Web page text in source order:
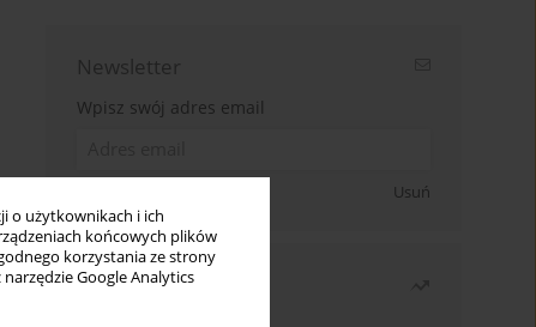
o użytkownikach i ich
końcowych plików
korzystania ze strony
Google Analytics
Newsletter
Wpisz swój adres email
Usuń
Najczęściej czytane